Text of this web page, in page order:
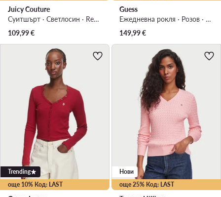
Juicy Couture
Суитшърт · Светлосин · Regular Fit
109,99€
Guess
Ежедневна рокля · Розов · Мини
149,99€
още 10% Код: LAST
Trending
още 25% Код: LAST
Нови